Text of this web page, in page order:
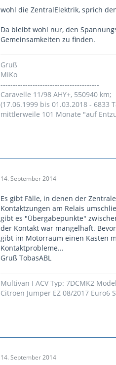
wohl die ZentralElektrik, sprich
Da bleibt wohl nur, den
Gemeinsamkeiten zu finden.
Gruß
MiKo
----------------------------------------
Caravelle 11/98 AHY+, 550940 km;
(17.06.1999 bis 01.03.2018 - 6833
mittlerweile 101 Monate "auf
14. September 2014
Es gibt Fälle, in denen der
Kontaktzungen am Relais
gibt es "Übergabepunkte"
der Kontakt war mangelhaft.
gibt im Motorraum einen Kasten
Kontaktprobleme...
Gruß TobasABL
Multivan I ACV Typ: 7DCMK2
Citroen Jumper EZ 08/2017 Euro6
14. September 2014